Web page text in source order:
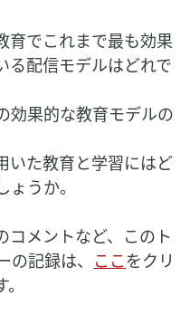
育でこれまで最も効果
る配信モデルはどれで
効果的な教育モデルの
いた教育と学習にはど
うか。
コメントなど、このト
記録は、
ここ をクリ